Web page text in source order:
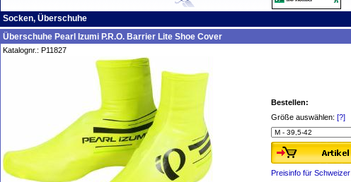
Socken, Überschuhe
Überschuhe Pearl Izumi P.R.O. Barrier Lite Shoe Cover
Katalognr.: P11827
Bestellen:
Größe auswählen: [?]
Preisinfo für Schweizer